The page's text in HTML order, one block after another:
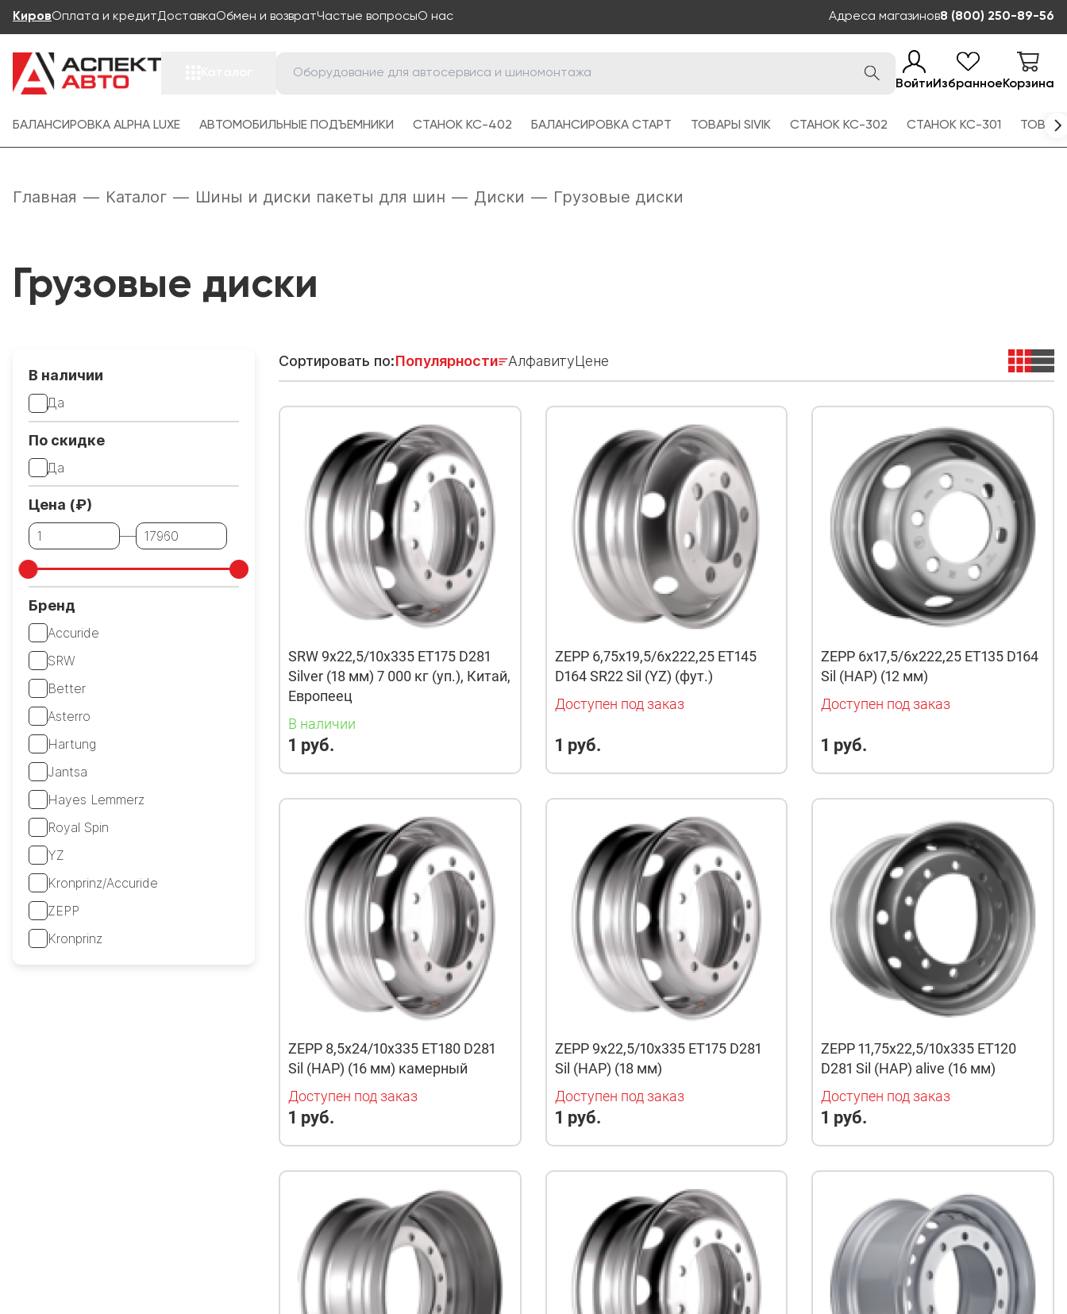
КировОплата и кредитДоставкаОбмен и возвратЧастые вопросыО нас Адреса магазинов8 (800) 250-89-56
ВойтиИзбранноеКорзина
БАЛАНСИРОВКА ALPHA LUXE АВТОМОБИЛЬНЫЕ ПОДЪЕМНИКИ СТАНОК КС-402 БАЛАНСИРОВКА СТАРТ ТОВАРЫ SIVIK СТАНОК КС-302 СТАНОК КС-301 ТОВАРЫ
Главная — Каталог — Шины и диски пакеты для шин — Диски — Грузовые диски
Грузовые диски
В наличии
Да
По скидке
Да
Цена (₽)
Бренд
Accuride
SRW
Better
Asterro
Hartung
Jantsa
Hayes Lemmerz
Royal Spin
YZ
Kronprinz/Accuride
ZEPP
Kronprinz
Сортировать по:Популярности АлфавитуЦене
SRW 9x22,5/10x335 ET175 D281
Silver (18 мм) 7 000 кг (уп.), Китай,
Европеец
В наличии
1 руб.
ZEPP 6,75x19,5/6x222,25 ET145
D164 SR22 Sil (YZ) (фут.)
Доступен под заказ
1 руб.
ZEPP 6x17,5/6x222,25 ET135 D164
Sil (HAP) (12 мм)
Доступен под заказ
1 руб.
ZEPP 8,5x24/10x335 ET180 D281
Sil (HAP) (16 мм) камерный
Доступен под заказ
1 руб.
ZEPP 9x22,5/10x335 ET175 D281
Sil (HAP) (18 мм)
Доступен под заказ
1 руб.
ZEPP 11,75x22,5/10x335 ET120
D281 Sil (HAP) alive (16 мм)
Доступен под заказ
1 руб.